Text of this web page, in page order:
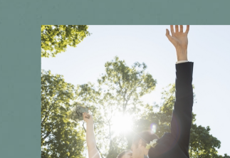
議題。當